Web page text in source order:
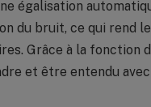
égalisation
du bruit, ce qui rend
Grâce à la fonction
et être entendu